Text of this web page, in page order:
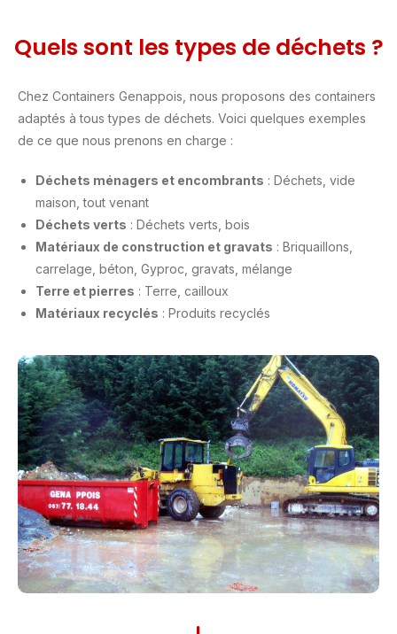
Quels sont les types de déchets ?
Chez Containers Genappois, nous proposons des containers
adaptés à tous types de déchets. Voici quelques exemples
de ce que nous prenons en charge :
Déchets ménagers et encombrants : Déchets, vide
maison, tout venant
Déchets verts : Déchets verts, bois
Matériaux de construction et gravats : Briquaillons,
carrelage, béton, Gyproc, gravats, mélange
Terre et pierres : Terre, cailloux
Matériaux recyclés : Produits recyclés